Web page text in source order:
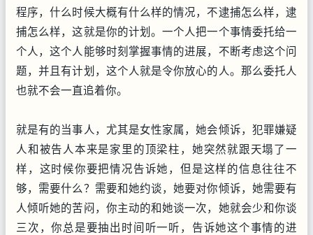
程序，什么时候大概有什么样的情况，不逮捕怎么样，逮
捕怎么样，这就是你的计划。一个人把一个事情委托给一
个人，这个人能够时刻掌握事情的进展，不断考虑这个问
题，并且有计划，这个人就是令你放心的人。那么委托人
也就不会一直追着你。
就是有的当事人，尤其是女性家属，她会倾诉，犯罪嫌疑
人和被告人本来是家里的顶梁柱，她突然就跟天塌了一
样，这时候你要把情况告诉她，但是这样的信息往往不
够，需要什么？需要和她约谈，她要对你倾诉，她需要有
人倾听她的苦闷，你主动的和她谈一次，她就会少和你谈
三次，你总是要抽出时间听一听，告诉她这个事情的进